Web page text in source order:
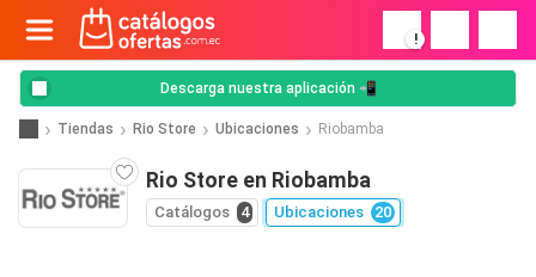
!
Descarga nuestra aplicación 📲
Tiendas Rio Store Ubicaciones Riobamba
Rio Store en Riobamba
Catálogos 4 Ubicaciones 20